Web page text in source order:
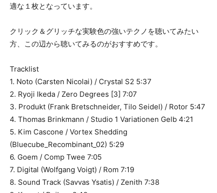
適な１枚となっています。
クリック＆グリッチな実験色の強いテクノを聴いてみたい
方、この辺から聴いてみるのがおすすめです。
Tracklist
1. Noto (Carsten Nicolai) / Crystal S2 5:37
2. Ryoji Ikeda / Zero Degrees [3] 7:07
3. Produkt (Frank Bretschneider, Tilo Seidel) / Rotor 5:47
4. Thomas Brinkmann / Studio 1 Variationen Gelb 4:21
5. Kim Cascone / Vortex Shedding
(Bluecube_Recombinant_02) 5:29
6. Goem / Comp Twee 7:05
7. Digital (Wolfgang Voigt) / Rom 7:19
8. Sound Track (Savvas Ysatis) / Zenith 7:38